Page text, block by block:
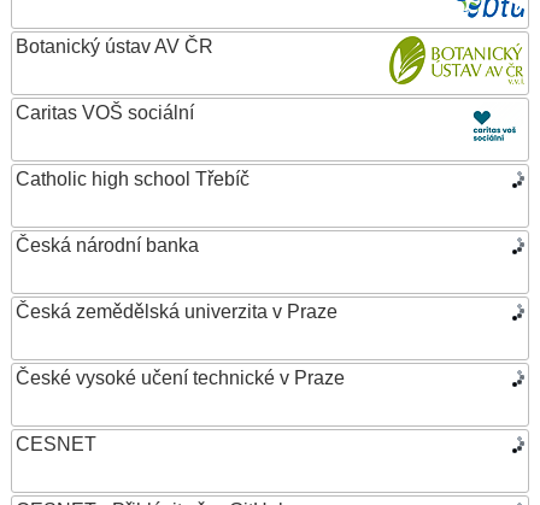
Botanický ústav AV ČR
Caritas VOŠ sociální
Catholic high school Třebíč
Česká národní banka
Česká zemědělská univerzita v Praze
České vysoké učení technické v Praze
CESNET